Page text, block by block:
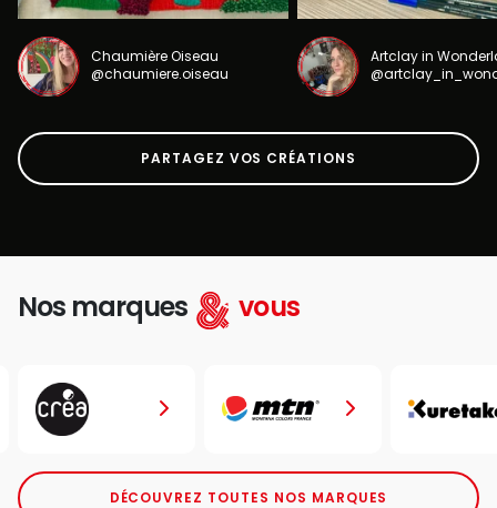
Chaumière Oiseau
@chaumiere.oiseau
Artclay in
PARTAGEZ VOS CRÉATIONS
Nos marques vous
DÉCOUVREZ TOUTES NOS MARQUES